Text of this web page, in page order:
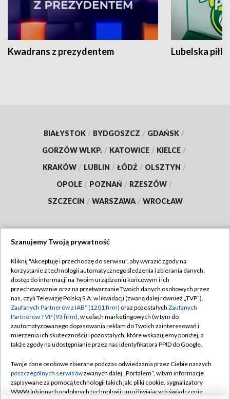
Kwadrans z prezydentem Lubelska piłka
BIAŁYSTOK / BYDGOSZCZ / GDAŃSK /
GORZÓW WLKP. / KATOWICE / KIELCE /
KRAKÓW / LUBLIN / ŁÓDŹ / OLSZTYN /
OPOLE / POZNAŃ / RZESZÓW /
SZCZECIN / WARSZAWA / WROCŁAW
TVP
Abonament TVP
Emisja w TVP
Centrum informacji TVP
Naziemna Telewizja Cyfrowa
Rada Programowa
System NOS
Regulamin TVP
Polityka prywatności
Moje zgody
Pomoc
Kontakt
Szanujemy Twoją prywatność
Kliknij "Akceptuję i przechodzę do serwisu", aby wyrazić zgody na
korzystanie z technologii automatycznego śledzenia i zbierania danych,
dostęp do informacji na Twoim urządzeniu końcowym i ich
przechowywanie oraz na przetwarzanie Twoich danych osobowych przez
nas, czyli Telewizję Polską S.A. w likwidacji (zwaną dalej również „TVP”),
Zaufanych Partnerów z IAB* (1201 firm) oraz pozostałych Zaufanych
Partnerów TVP (93 firm), w celach marketingowych (w tym do
zautomatyzowanego dopasowania reklam do Twoich zainteresowań i
mierzenia ich skuteczności) i pozostałych, które wskazujemy poniżej, a
także zgody na udostępnianie przez nas identyfikatora PPID do Google.
Twoje dane osobowe zbierane podczas odwiedzania przez Ciebie naszych
poszczególnych serwisówzwanych dalej „Portalem”, w tym informacje
zapisywane za pomocą technologii takich jak: pliki cookie, sygnalizatory
WWW lub innych podobnych technologii umożliwiających świadczenie